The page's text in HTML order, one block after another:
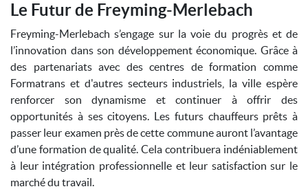
Le Futur de Freyming-Merlebach
Freyming-Merlebach s’engage sur la voie du progrès et de
l’innovation dans son développement économique. Grâce à
des partenariats avec des centres de formation comme
Formatrans et d'autres secteurs industriels, la ville espère
renforcer son dynamisme et continuer à offrir des
opportunités à ses citoyens. Les futurs chauffeurs prêts à
passer leur examen près de cette commune auront l’avantage
d’une formation de qualité. Cela contribuera indéniablement
à leur intégration professionnelle et leur satisfaction sur le
marché du travail.